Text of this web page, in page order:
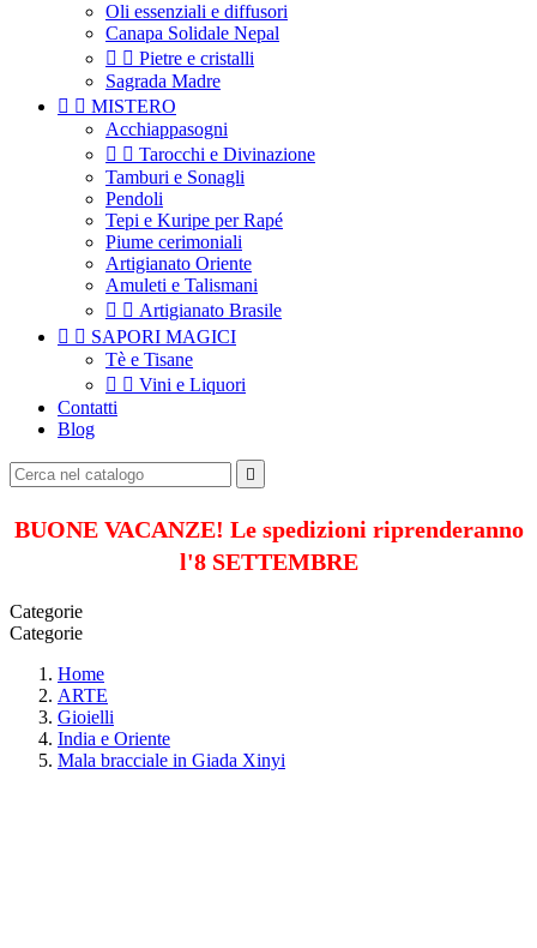
Oli essenziali e diffusori
Canapa Solidale Nepal
  Pietre e cristalli
Sagrada Madre
  MISTERO
Acchiappasogni
  Tarocchi e Divinazione
Tamburi e Sonagli
Pendoli
Tepi e Kuripe per Rapé
Piume cerimoniali
Artigianato Oriente
Amuleti e Talismani
  Artigianato Brasile
  SAPORI MAGICI
Tè e Tisane
  Vini e Liquori
Contatti
Blog

BUONE VACANZE! Le spedizioni riprenderanno
l'8 SETTEMBRE
Categorie
Categorie
Home
ARTE
Gioielli
India e Oriente
Mala bracciale in Giada Xinyi